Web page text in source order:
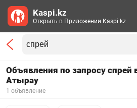
Объявления по запросу спрей
Атырау
1 объявление
Kaspi.kz
Открыть в Приложении Kaspi.kz